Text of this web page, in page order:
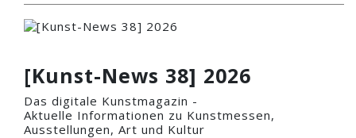
[Kunst-News 38] 2026
Das digitale Kunstmagazin -
Aktuelle Informationen zu Kunstmessen,
Ausstellungen, Art und Kultur